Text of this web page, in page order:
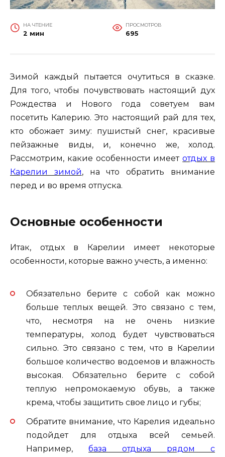
НА ЧТЕНИЕ
2 мин
ПРОСМОТРОВ
695
Зимой каждый пытается очутиться в сказке.
Для того, чтобы почувствовать настоящий дух
Рождества и Нового года советуем вам
посетить Калерию. Это настоящий рай для тех,
кто обожает зиму: пушистый снег, красивые
пейзажные виды, и, конечно же, холод.
Рассмотрим, какие особенности имеетотдых в
Карелии зимой, на что обратить внимание
перед и во время отпуска.
Основные особенности
Итак, отдых в Карелии имеет некоторые
особенности, которые важно учесть, а именно:
Обязательно берите с собой как можно
больше теплых вещей. Это связано с тем,
что, несмотря на не очень низкие
температуры, холод будет чувствоваться
сильно. Это связано с тем, что в Карелии
большое количество водоемов и влажность
высокая. Обязательно берите с собой
теплую непромокаемую обувь, а также
крема, чтобы защитить свое лицо и губы;
Обратите внимание, что Карелия идеально
подойдет для отдыха всей семьей.
Например, база отдыха рядом с